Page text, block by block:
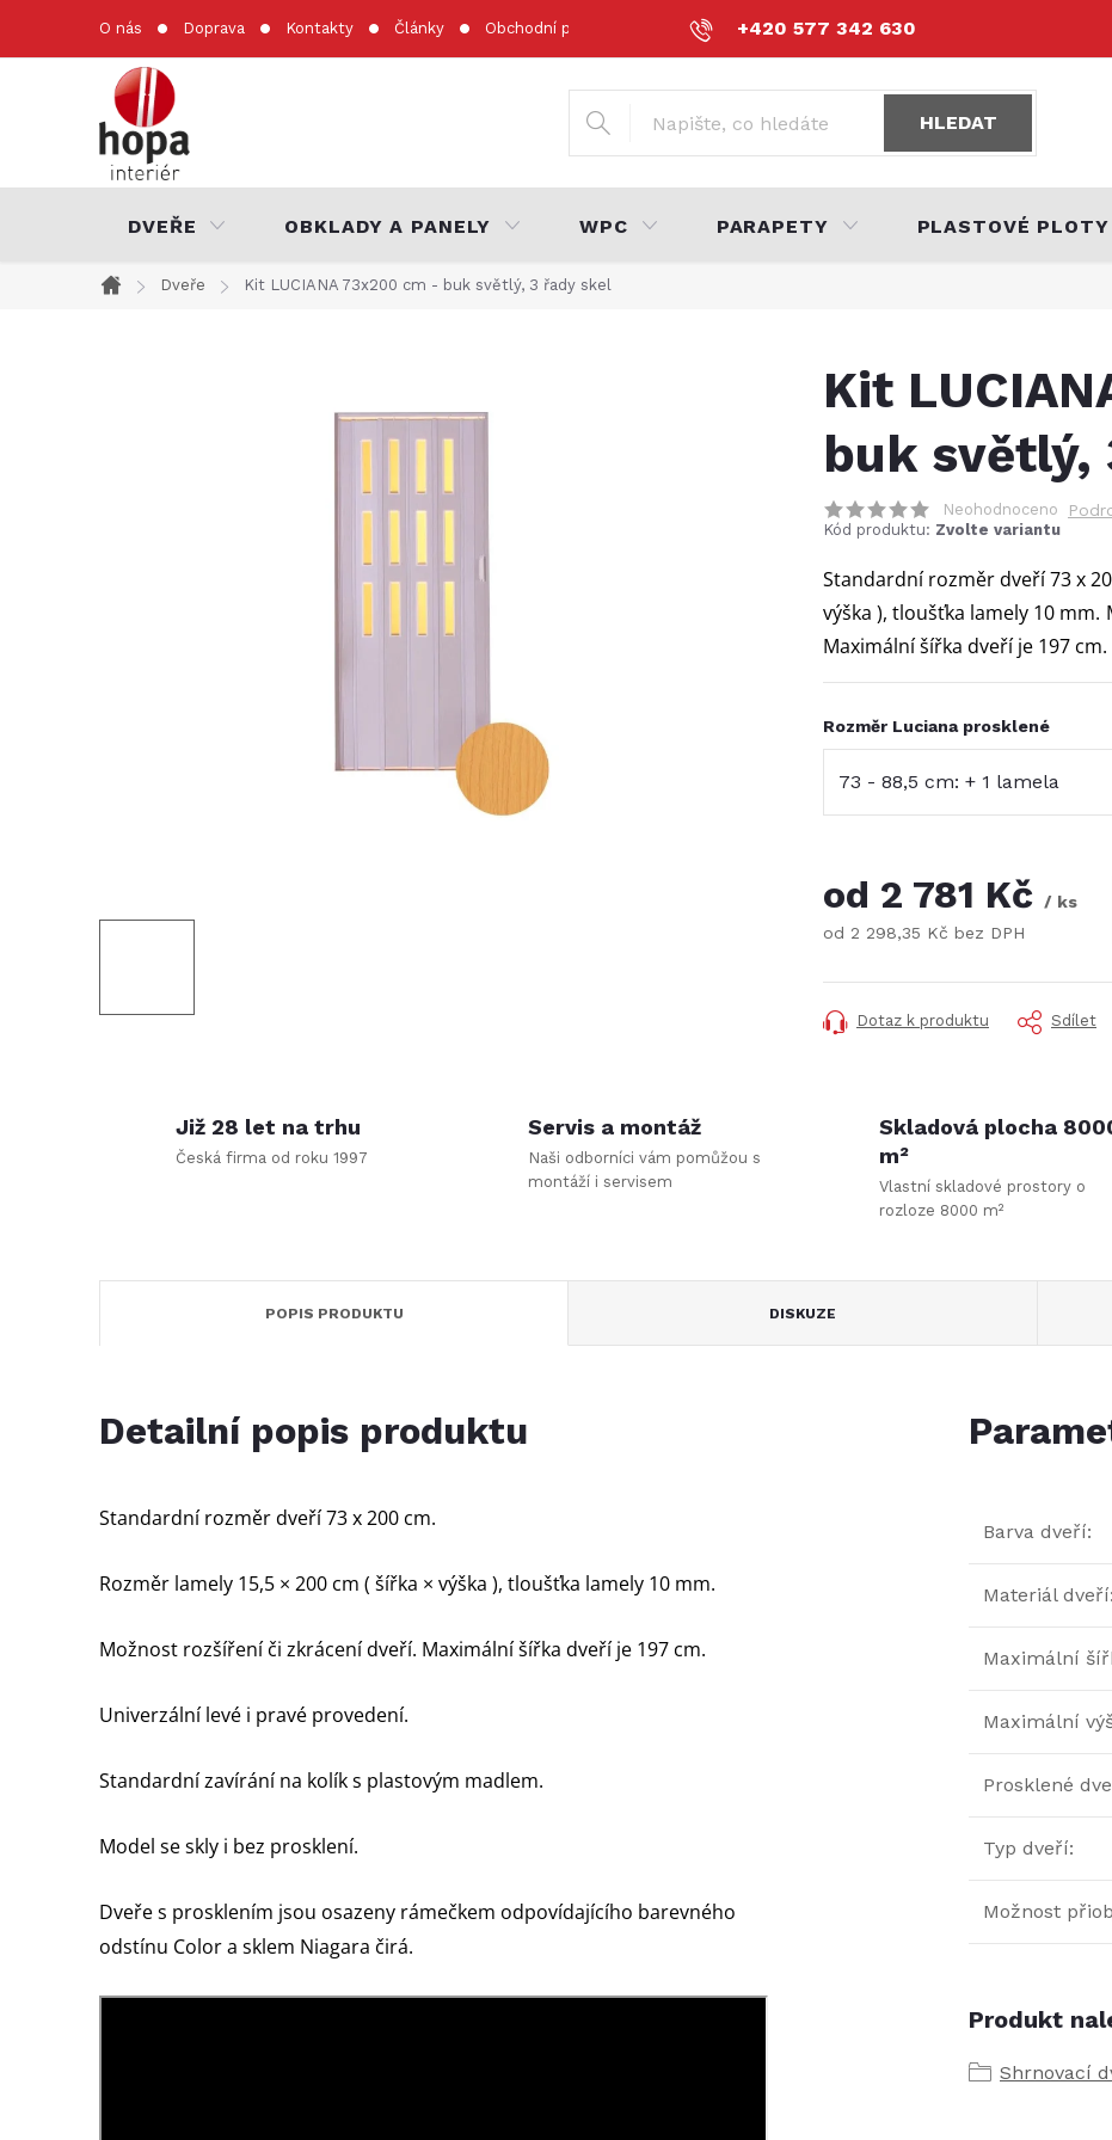
+420 577 342 630
O nás Doprava Kontakty Články Obchodní podmínky Podmínky ochrany osobních údajů
HLEDAT
DVEŘE OBKLADY A PANELY WPC PARAPETY PLASTOVÉ PLOTY
Domů
Dveře Kit LUCIANA 73x200 cm - buk světlý, 3 řady skel
Kit
buk světlý,
Neohodnoceno
Kód produktu: Zvolte variantu
Standardní rozměr dveří 73 x
výška ), tloušťka lamely 10 mm.
Maximální šířka dveří je 197 cm.
Rozměr Luciana prosklené
od 2 781 Kč
/ ks
od 2 298,35 Kč bez DPH
cena:
Dotaz k produktu Sdílet
Již 28 let na trhu
Česká firma od roku 1997
Servis a montáž
Naši odborníci vám pomůžou s
montáží i servisem
Skladová plocha
m²
Vlastní skladové prostory o
rozloze 8000 m²
POPIS PRODUKTU DISKUZE
Detailní popis produktu
Standardní rozměr dveří 73 x 200 cm.
Rozměr lamely 15,5 × 200 cm ( šířka × výška ), tloušťka lamely 10 mm.
Možnost rozšíření či zkrácení dveří. Maximální šířka dveří je 197 cm.
Univerzální levé i pravé provedení.
Standardní zavírání na kolík s plastovým madlem.
Model se skly i bez prosklení.
Dveře s prosklením jsou osazeny rámečkem odpovídajícího barevného
odstínu Color a sklem Niagara čirá.
Barva dveří:
Materiál dveří:
Maximální
Maximální
Prosklené
Typ dveří:
Možnost
Produkt
Shrnovací